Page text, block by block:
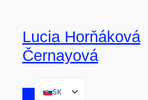
Lucia Horňáková
Černayová
SK